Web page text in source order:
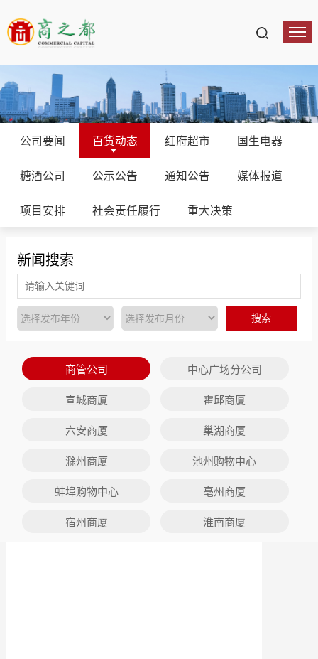
公司要闻 百货动态 红府超市 国生电器
糖酒公司 公示公告 通知公告 媒体报道
项目安排 社会责任履行 重大决策
新闻搜索
商管公司 中心广场分公司
宣城商厦 霍邱商厦
六安商厦 巢湖商厦
滁州商厦 池州购物中心
蚌埠购物中心 亳州商厦
宿州商厦 淮南商厦